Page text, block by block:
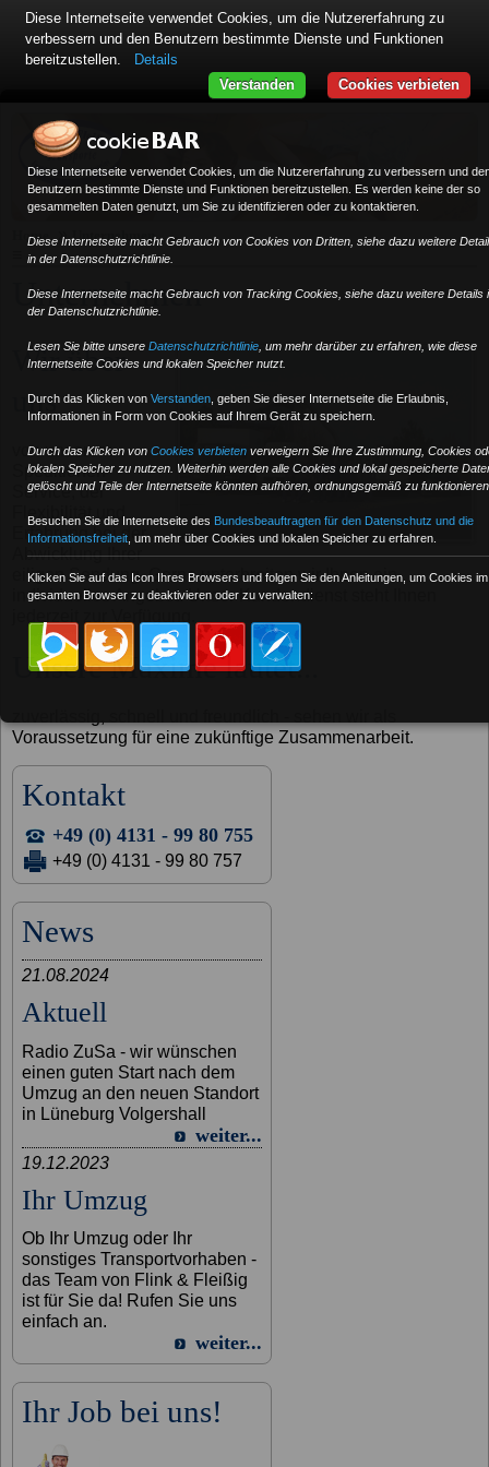
Home »Unternehmen
Unternehmen
Wir über
uns
von unserem
Speditionen-
Service, der
Flexibilität und
Erfahrung bei der
Abwicklung Ihrer
eiligen Sendung. Gerne unterbreiten wir Ihnen ein
individuelles Angebot. Unser Kundendienst steht Ihnen
Unsere Maxime lautet...
Voraussetzung für eine zukünftige Zusammenarbeit.
Kontakt
+49 (0) 4131 - 99 80 755
+49 (0) 4131 - 99 80 757
News
21.08.2024
Aktuell
Radio ZuSa - wir wünschen
einen guten Start nach dem
Umzug an den neuen Standort
in Lüneburg Volgershall
weiter...
19.12.2023
Ihr Umzug
Ob Ihr Umzug oder Ihr
sonstiges Transportvorhaben -
das Team von Flink & Fleißig
ist für Sie da! Rufen Sie uns
einfach an.
weiter...
Ihr Job bei uns!
Diese Internetseite verwendet Cookies, um die Nutzererfahrung zu verbessern und
Benutzern bestimmte Dienste und Funktionen bereitzustellen. Es werden keine der so
gesammelten Daten genutzt, um Sie zu identifizieren oder zu kontaktieren.
Diese Internetseite macht Gebrauch von Cookies von Dritten, siehe dazu weitere
in der Datenschutzrichtlinie.
Diese Internetseite macht Gebrauch von Tracking Cookies, siehe dazu weitere Details
der Datenschutzrichtlinie.
Lesen Sie bitte unsere Datenschutzrichtlinie , um mehr darüber zu erfahren, wie diese
Internetseite Cookies und lokalen Speicher nutzt.
Durch das Klicken von Verstanden geben Sie dieser Internetseite die Erlaubnis,
Informationen in Form von Cookies auf Ihrem Gerät zu speichern.
Durch das Klicken von Cookies verbieten verweigern Sie Ihre Zustimmung, Cookies
lokalen Speicher zu nutzen. Weiterhin werden alle Cookies und lokal gespeicherte
gelöscht und Teile der Internetseite könnten aufhören, ordnungsgemäß zu
Besuchen Sie die Internetseite des Bundesbeauftragten für den Datenschutz und die
Informationsfreiheit , um mehr über Cookies und lokalen Speicher zu erfahren.
Klicken Sie auf das Icon Ihres Browsers und folgen Sie den Anleitungen, um Cookies im
gesamten Browser zu deaktivieren oder zu verwalten:
Diese Internetseite verwendet Cookies, um die Nutzererfahrung zu
verbessern und den Benutzern bestimmte Dienste und Funktionen
bereitzustellen.
Details
Cookies verbieten
Verstanden